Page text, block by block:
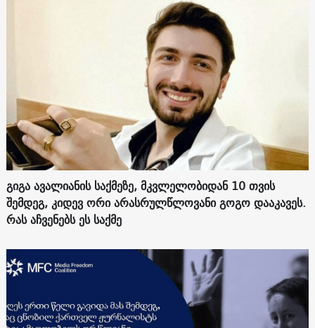
გიგა ავალიანის საქმეზე, მკვლელობიდან 10 თვის
შემდეგ, კიდევ ორი არასრულწლოვანი გოგო დააკავეს.
რას აჩვენებს ეს საქმე